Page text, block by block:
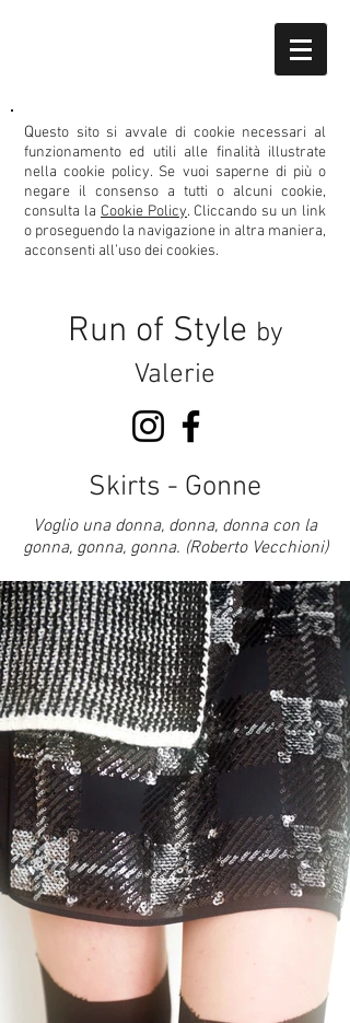
Questo sito si avvale di cookie necessari al
funzionamento ed utili alle finalità illustrate
nella cookie policy. Se vuoi saperne di più o
negare il consenso a tutti o alcuni cookie,
consulta la Cookie Policy. Cliccando su un link
o proseguendo la navigazione in altra maniera,
acconsenti all’uso dei cookies.
Run of Style by
Valerie
Skirts - Gonne
Voglio una donna, donna, donna con la
gonna, gonna, gonna. (Roberto Vecchioni)